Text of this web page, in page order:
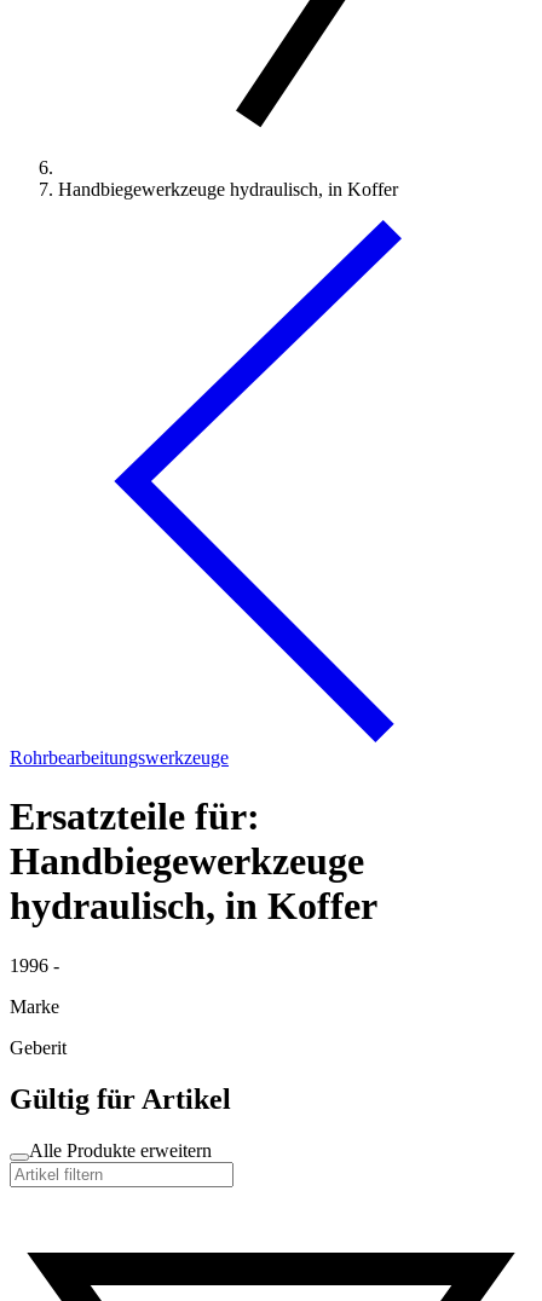
Handbiegewerkzeuge hydraulisch, in Koffer
Rohrbearbeitungswerkzeuge
Ersatzteile für:
Handbiegewerkzeuge
hydraulisch, in Koffer
1996 -
Marke
Geberit
Gültig für Artikel
Alle Produkte erweitern